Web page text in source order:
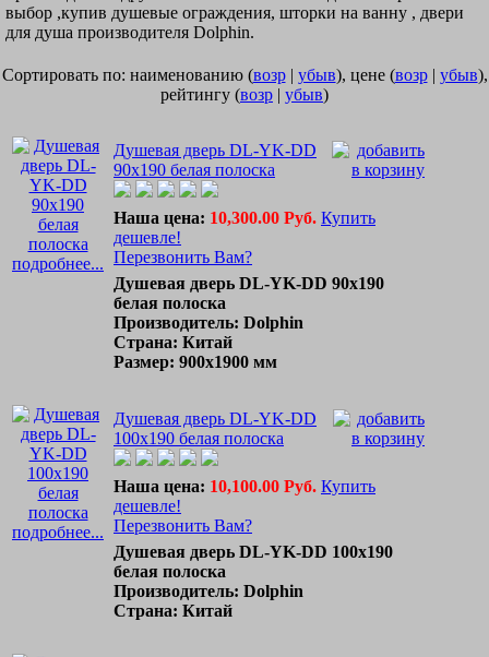
выбор ,купив душевые ограждения, шторки на ванну , двери
для душа производителя Dolphin.
Сортировать по: наименованию (возр| убыв), цене (возр| убыв),
рейтингу (возр | убыв)
подробнее...
Душевая дверь DL-YK-DD
90x190 белая полоска
Наша цена: 10,300.00 Руб. Купить
дешевле!
Перезвонить Вам?
Душевая дверь DL-YK-DD 90x190
белая полоска
Производитель: Dolphin
Страна: Китай
Размер: 900x1900 мм
подробнее...
Душевая дверь DL-YK-DD
100x190 белая полоска
Наша цена: 10,100.00 Руб. Купить
дешевле!
Перезвонить Вам?
Душевая дверь DL-YK-DD 100x190
белая полоска
Производитель: Dolphin
Страна: Китай